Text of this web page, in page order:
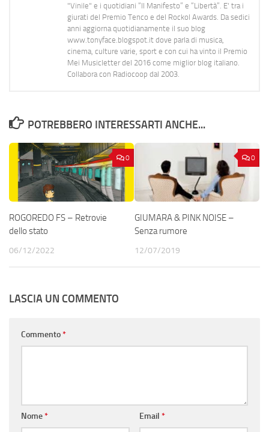
"Vinile" e i quotidiani “Il Manifesto” e “Libertà”. E' tra i
giurati del Premio Tenco e del Rockol Awards. Da sedici
anni aggiorna quotidianamente il suo blog
www.tonyface.blogspot.it dove parla di musica,
cinema, culture varie, sport e con cui ha vinto il Premio
Mei Musicletter del 2016 come miglior blog italiano.
Collabora con Radiocoop dal 2003.
POTREBBERO INTERESSARTI ANCHE...
0
ROGOREDO FS – Retrovie
dello stato
06/12/2022
0
GIUMARA & PINK NOISE –
Senza rumore
12/07/2019
LASCIA UN COMMENTO
Commento*
Nome* Email *